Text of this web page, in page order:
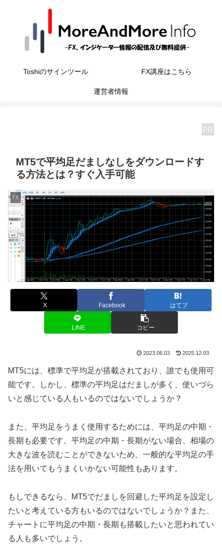
Toshiのサインツール FX講座はこちら
運営者情報
PR
MT5で平均足だましなしをダウンロードす
る方法とは？すぐ入手可能
FX
X Facebook はてブ
LINE コピー
2023.06.03 2025.12.03
MT5には、標準で平均足が搭載されており、誰でも使用可
能です。しかし、標準の平均足はだましが多く、使いづら
いと感じている人もいるのではないでしょうか？
また、平均足をうまく使用するためには、平均足の中期・
長期も必要です。平均足の中期・長期がない場合、相場の
大きな波を読むことができないため、一般的な平均足の手
法を用いてもうまくいかない可能性もあります。
もしできるなら、MT5でだましを回避した平均足を設定し
たいと考えている方もいるのではないでしょうか？また、
チャートに平均足の中期・長期も搭載したいと思われてい
る人も多いでしょう。